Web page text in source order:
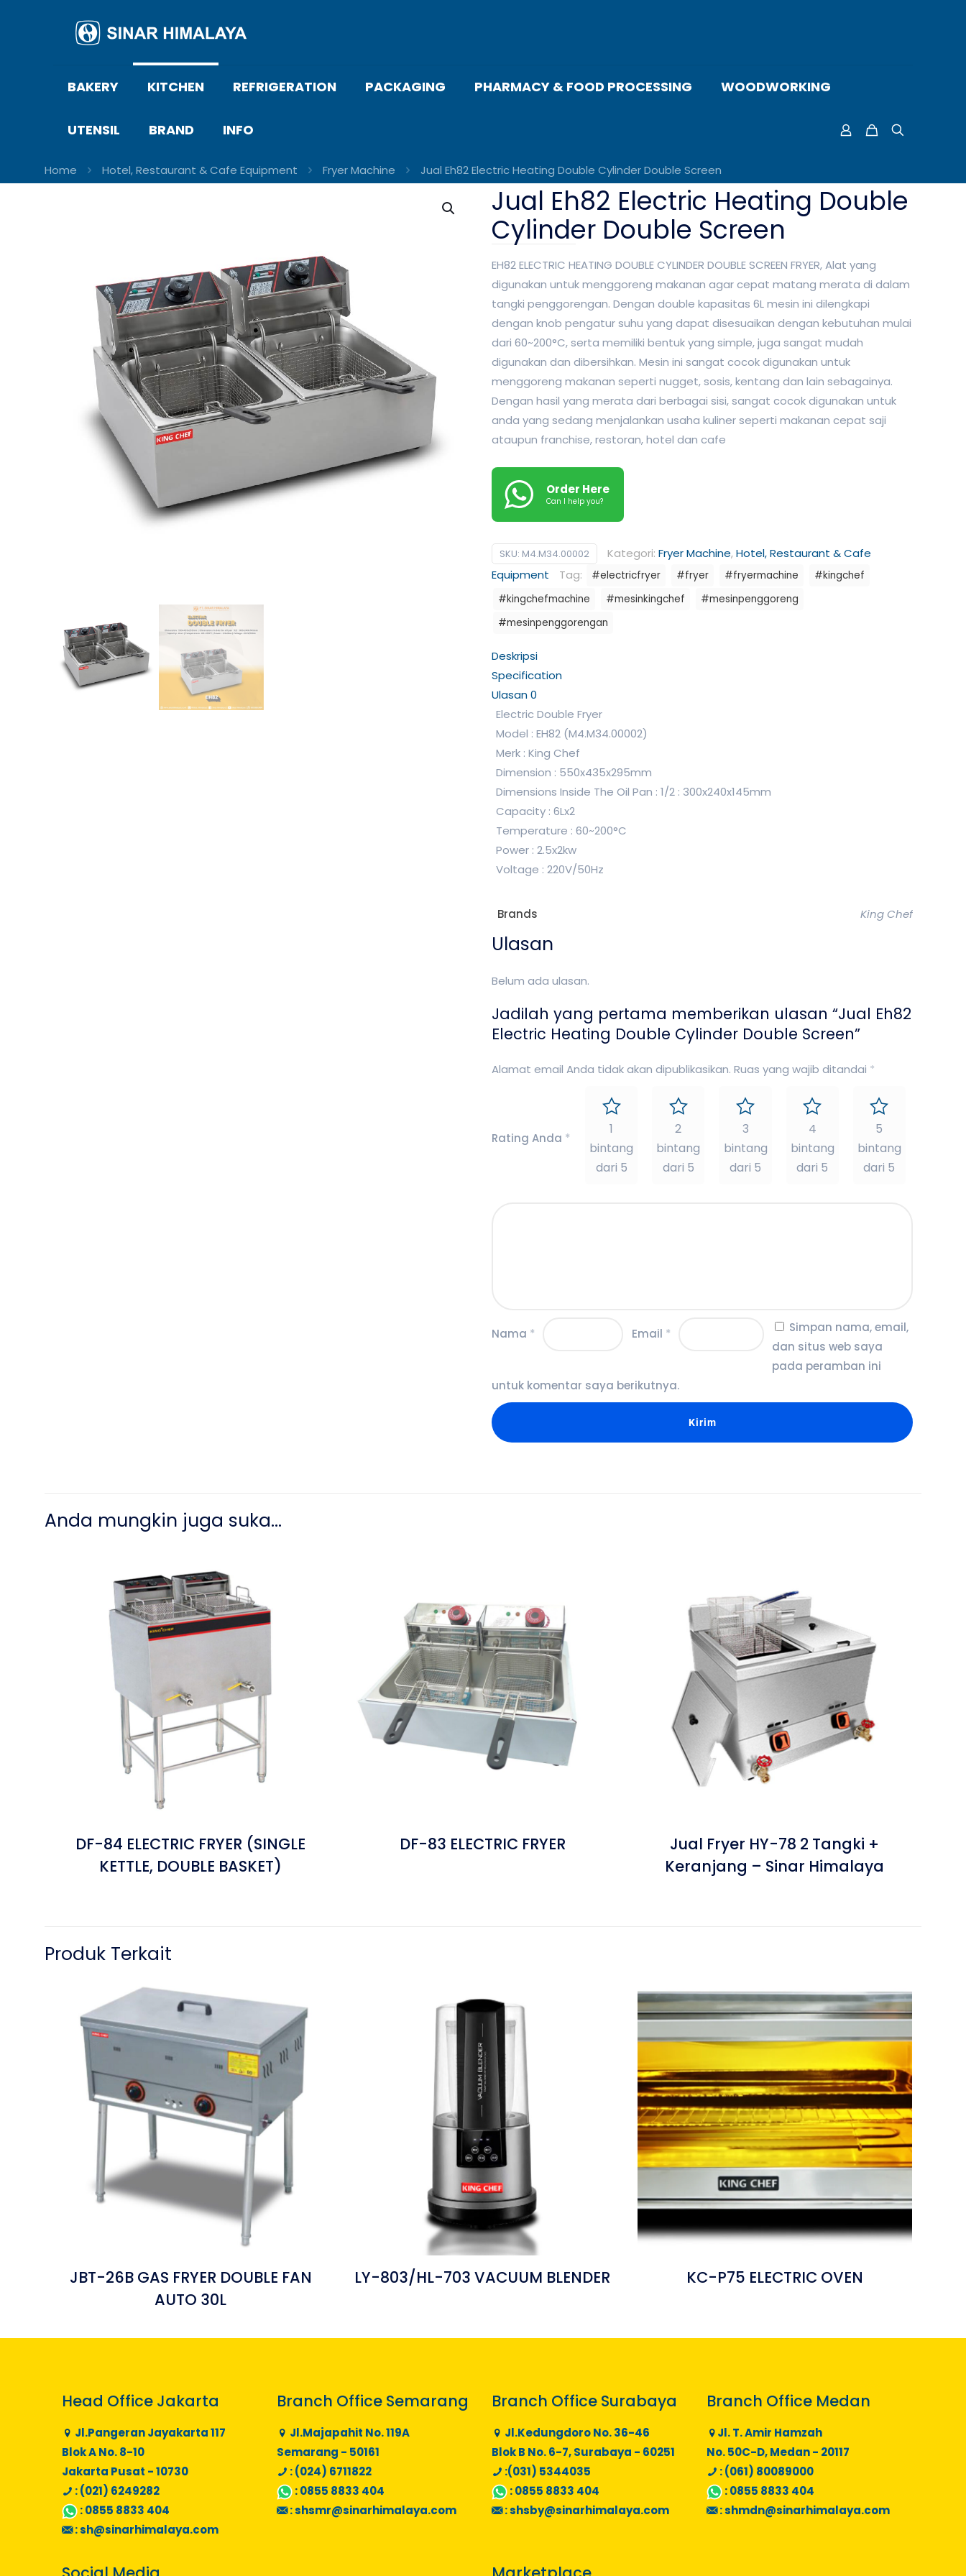
BAKERY KITCHEN REFRIGERATION PACKAGING PHARMACY & FOOD PROCESSING WOODWORKING
UTENSIL BRAND INFO
Home Hotel, Restaurant & Cafe Equipment Fryer Machine Jual Eh82 Electric Heating Double Cylinder Double Screen
Jual Eh82 Electric Heating Double
Cylinder Double Screen
EH82 ELECTRIC HEATING DOUBLE CYLINDER DOUBLE SCREEN FRYER, Alat yang
digunakan untuk menggoreng makanan agar cepat matang merata di dalam
tangki penggorengan. Dengan double kapasitas 6L mesin ini dilengkapi
dengan knob pengatur suhu yang dapat disesuaikan dengan kebutuhan mulai
dari 60~200°C, serta memiliki bentuk yang simple, juga sangat mudah
digunakan dan dibersihkan. Mesin ini sangat cocok digunakan untuk
menggoreng makanan seperti nugget, sosis, kentang dan lain sebagainya.
Dengan hasil yang merata dari berbagai sisi, sangat cocok digunakan untuk
anda yang sedang menjalankan usaha kuliner seperti makanan cepat saji
ataupun franchise, restoran, hotel dan cafe
Order Here
Can I help you?
SKU: M4.M34.00002 Kategori: Fryer Machine,Hotel, Restaurant & Cafe
Equipment
Tag: #electricfryer #fryer #fryermachine
#kingchef
#kingchefmachine
#mesinkingchef
#mesinpenggoreng
#mesinpenggorengan
Deskripsi
Specification
Ulasan0
Electric Double Fryer
Model : EH82 (M4.M34.00002)
Merk : King Chef
Dimension : 550x435x295mm
Dimensions Inside The Oil Pan : 1/2 : 300x240x145mm
Capacity : 6Lx2
Temperature : 60~200°C
Power : 2.5x2kw
Voltage : 220V/50Hz
Brands King Chef
Ulasan
Belum ada ulasan.
Jadilah yang pertama memberikan ulasan “Jual Eh82
Electric Heating Double Cylinder Double Screen”
Alamat email Anda tidak akan dipublikasikan. Ruas yang wajib ditandai *
Rating Anda *
1
bintang
dari 5
2
bintang
dari 5
3
bintang
dari 5
4
bintang
dari 5
5
bintang
dari 5
Nama * Email *
Simpan nama, email,
dan situs web saya
pada peramban ini
untuk komentar saya berikutnya.
Anda mungkin juga suka…
DF-84 ELECTRIC FRYER (SINGLE
KETTLE, DOUBLE BASKET)
DF-83 ELECTRIC FRYER
Jual Fryer HY-78 2 Tangki +
Keranjang – Sinar Himalaya
Produk Terkait
JBT-26B GAS FRYER DOUBLE FAN
AUTO 30L
LY-803/HL-703 VACUUM BLENDER KC-P75 ELECTRIC OVEN
Head Office Jakarta
Jl.Pangeran Jayakarta 117
Blok A No. 8-10
Jakarta Pusat - 10730
: (021) 6249282
:0855 8833 404
:sh@sinarhimalaya.com
Branch Office Semarang
Jl.Majapahit No. 119A
Semarang - 50161
: (024) 6711822
:0855 8833 404
:shsmr@sinarhimalaya.com
Branch Office Surabaya
Jl.Kedungdoro No. 36-46
Blok B No. 6-7, Surabaya - 60251
:(031) 5344035
:0855 8833 404
:shsby@sinarhimalaya.com
Branch Office Medan
Jl. T. Amir Hamzah
No. 50C-D, Medan - 20117
: (061) 80089000
:0855 8833 404
:shmdn@sinarhimalaya.com